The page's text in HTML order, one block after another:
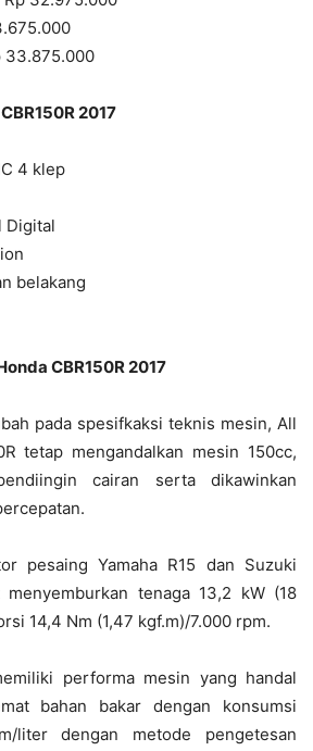
33.875.000
2017
4 klep
Digital
belakang
CBR150R 2017
pada spesifkaksi teknis mesin, All
tetap mengandalkan mesin 150cc,
cairan serta dikawinkan
pesaing Yamaha R15 dan Suzuki
menyemburkan tenaga 13,2 kW (18
14,4 Nm (1,47 kgf.m)/7.000 rpm.
performa mesin yang handal
bahan bakar dengan konsumsi
liter dengan metode pengetesan